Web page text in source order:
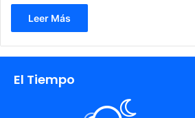
Leer Más
El Tiempo